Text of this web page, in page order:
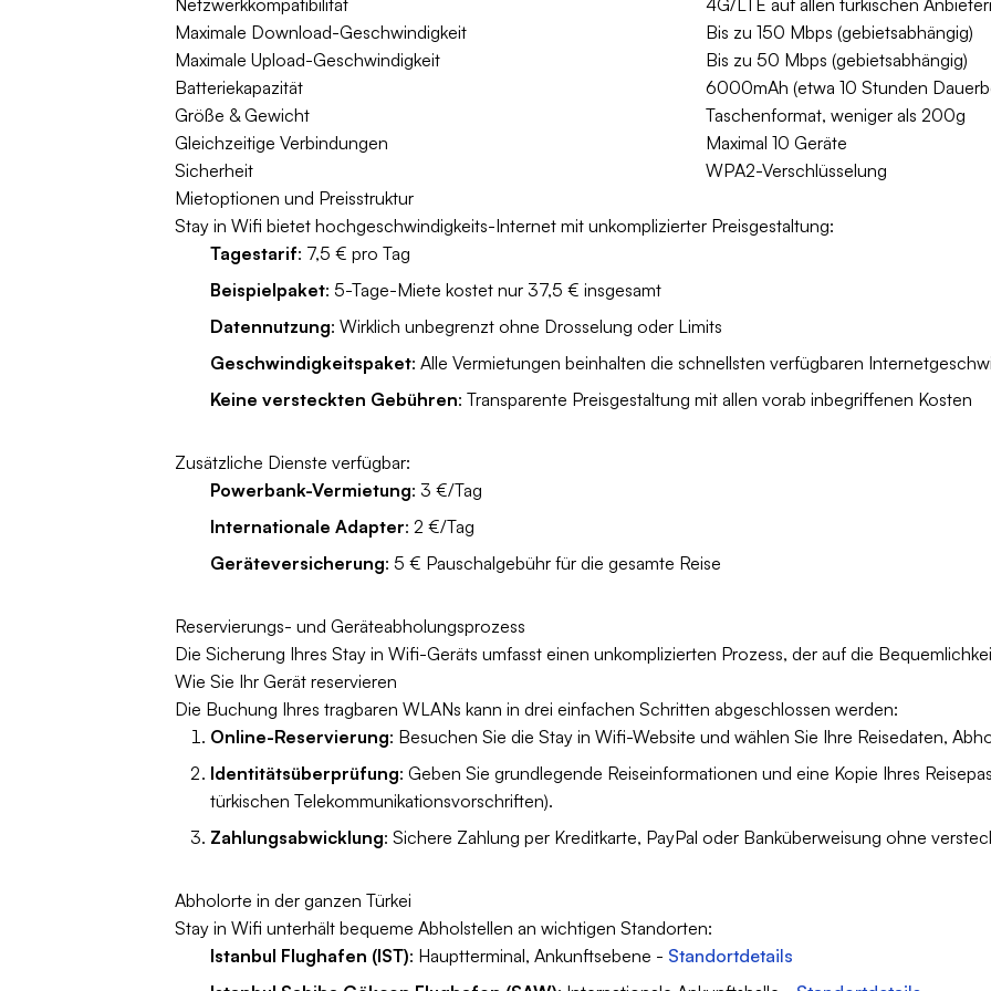
Netzwerkkompatibilität
4G/LTE auf allen türkischen
Maximale Download-Geschwindigkeit
Bis zu 150 Mbps (gebietsabhängig)
Maximale Upload-Geschwindigkeit
Bis zu 50 Mbps (gebietsabhängig)
Batteriekapazität
6000mAh (etwa 10 Stunden
Größe & Gewicht
Taschenformat, weniger als 200g
Gleichzeitige Verbindungen
Maximal 10 Geräte
Sicherheit
WPA2-Verschlüsselung
Mietoptionen und Preisstruktur
Stay in Wifi bietet hochgeschwindigkeits-Internet mit unkomplizierter Preisgestaltung:
Tagestarif: 7,5 € pro Tag
Beispielpaket: 5-Tage-Miete kostet nur 37,5 € insgesamt
Datennutzung: Wirklich unbegrenzt ohne Drosselung oder Limits
Geschwindigkeitspaket: Alle Vermietungen beinhalten die schnellsten verfügbaren
Keine versteckten Gebühren: Transparente Preisgestaltung mit allen vorab inbegriffenen Kosten
Zusätzliche Dienste verfügbar:
Powerbank-Vermietung: 3 €/Tag
Internationale Adapter: 2 €/Tag
Geräteversicherung: 5 € Pauschalgebühr für die gesamte Reise
Reservierungs- und Geräteabholungsprozess
Die Sicherung Ihres Stay in Wifi-Geräts umfasst einen unkomplizierten Prozess, der auf die
Wie Sie Ihr Gerät reservieren
Die Buchung Ihres tragbaren WLANs kann in drei einfachen Schritten abgeschlossen werden:
Online-Reservierung: Besuchen Sie die Stay in Wifi-Website und wählen Sie Ihre Reisedaten,
Identitätsüberprüfung: Geben Sie grundlegende Reiseinformationen und eine Kopie Ihres
türkischen Telekommunikationsvorschriften).
Zahlungsabwicklung: Sichere Zahlung per Kreditkarte, PayPal oder Banküberweisung ohne
Abholorte in der ganzen Türkei
Stay in Wifi unterhält bequeme Abholstellen an wichtigen Standorten:
Istanbul Flughafen (IST): Hauptterminal, Ankunftsebene - Standortdetails